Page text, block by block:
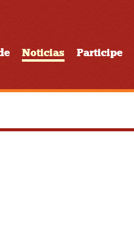
Noticias Participe